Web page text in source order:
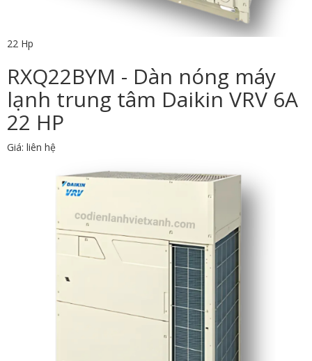
22 Hp
RXQ22BYM - Dàn nóng máy
lạnh trung tâm Daikin VRV 6A
22 HP
Giá: liên hệ